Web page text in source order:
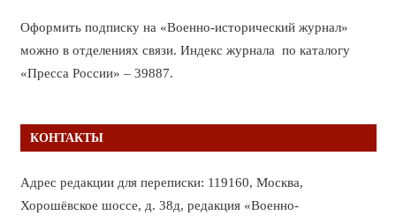
Оформить подписку на «Военно-исторический журнал»
можно в отделениях связи. Индекс журнала по каталогу
«Пресса России» – 39887.
КОНТАКТЫ
Адрес редакции для переписки: 119160, Москва,
Хорошёвское шоссе, д. 38д, редакция «Военно-